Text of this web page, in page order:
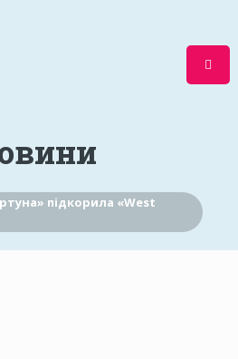
підкорила «West